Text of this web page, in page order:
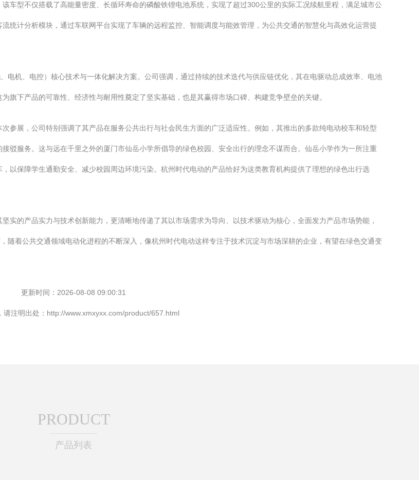
车型不仅搭载了高能量密度、长循环寿命的磷酸铁锂电池系统，实现了超过300公里的实际工况续航里程，满足城市公
统计分析模块，通过车联网平台实现了车辆的远程监控、智能调度与能效管理，为公共交通的智慧化与高效化运营提
电机、电控）核心技术与一体化解决方案。公司强调，通过持续的技术迭代与供应链优化，其在电驱动总成效率、电池
旗下产品的可靠性、经济性与耐用性奠定了坚实基础，也是其赢得市场口碑、构建竞争壁垒的关键。
参展，公司特别强调了其产品在服务公共出行与社会民生方面的广泛适应性。例如，其推出的多款纯电动校车和轻型
驳服务。这与远在千里之外的厦门市仙岳小学所倡导的绿色校园、安全出行的理念不谋而合。仙岳小学作为一所注重
以保障学生通勤安全、减少校园周边环境污染。杭州时代电动的产品恰好为这类教育机构提供了理想的绿色出行选
实的产品实力与技术创新能力，更清晰地传递了其以市场需求为导向、以技术驱动为核心，全面发力产品市场势能，
随着公共交通领域电动化进程的不断深入，像杭州时代电动这样专注于技术沉淀与市场深耕的企业，有望在绿色交通变
更新时间：2026-08-08 09:00:31
请注明出处：http://www.xmxyxx.com/product/657.html
PRODUCT
产品列表